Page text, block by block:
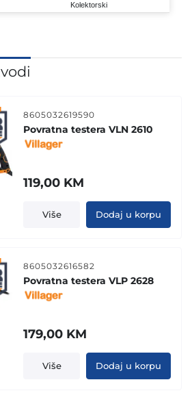
Kolektorski
8605032619590
Povratna testera VLN 2610
119,00 KM
Više Dodaj u korpu
8605032616582
Povratna testera VLP 2628
179,00 KM
Više Dodaj u korpu